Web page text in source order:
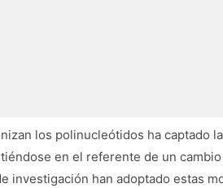
los polinucleótidos ha captado
en el referente de un
investigación han adoptado estas